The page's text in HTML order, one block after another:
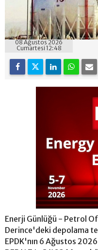
08 Ağustos 2026
Cumartesi 12:48
Enerji Günlüğü - Petrol
Derince'deki depolama
EPDK'nın 6 Ağustos